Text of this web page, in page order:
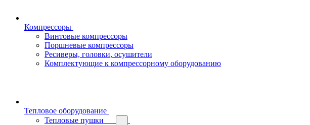
Компрессоры
Винтовые компрессоры
Поршневые компрессоры
Ресиверы, головки, осушители
Комплектующие к компрессорному оборудованию
Тепловое оборудование
Тепловые пушки